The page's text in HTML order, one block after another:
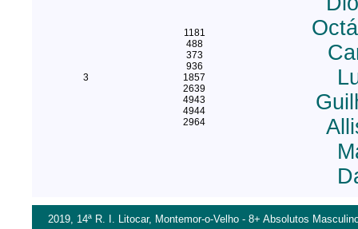
3
1181
488
373
936
1857
2639
4943
4944
2964
2019, 14ª R. I. Litocar, Montemor-o-Velho - 8+ Absolutos